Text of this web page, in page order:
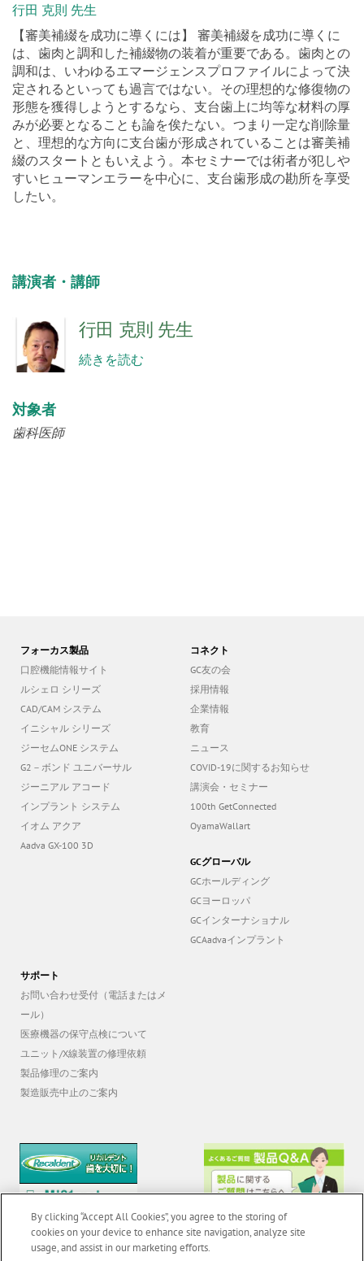
行田 克則 先生
【審美補綴を成功に導くには】 審美補綴を成功に導くに
は、歯肉と調和した補綴物の装着が重要である。歯肉との
調和は、いわゆるエマージェンスプロファイルによって決
定されるといっても過言ではない。その理想的な修復物の
形態を獲得しようとするなら、支台歯上に均等な材料の厚
みが必要となることも論を俟たない。つまり一定な削除量
と、理想的な方向に支台歯が形成されていることは審美補
綴のスタートともいえよう。本セミナーでは術者が犯しや
すいヒューマンエラーを中心に、支台歯形成の勘所を享受
したい。
講演者・講師
行田 克則 先生
続きを読む
対象者
歯科医師
フォーカス製品
口腔機能情報サイト
ルシェロ シリーズ
CAD/CAM システム
イニシャル シリーズ
ジーセムONE システム
G2－ボンド ユニバーサル
ジーニアル アコード
インプラント システム
イオム アクア
Aadva GX-100 3D
コネクト
GC友の会
採用情報
企業情報
教育
ニュース
COVID-19に関するお知らせ
講演会・セミナー
100th GetConnected
OyamaWallart
GCグローバル
GCホールディング
GCヨーロッパ
GCインターナショナル
GCAadvaインプラント
サポート
お問い合わせ受付（電話またはメ
ール）
医療機器の保守点検について
ユニット/X線装置の修理依頼
製品修理のご案内
製造販売中止のご案内
By clicking “Accept All Cookies”, you agree to the storing of
cookies on your device to enhance site navigation, analyze site
usage, and assist in our marketing efforts.